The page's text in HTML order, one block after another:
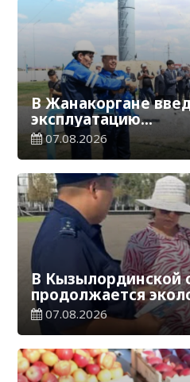
В Жанакоргане
эксплуатацию
07.08.2026
В Кызылординской
продолжается
«Таза Қазақстан»
07.08.2026